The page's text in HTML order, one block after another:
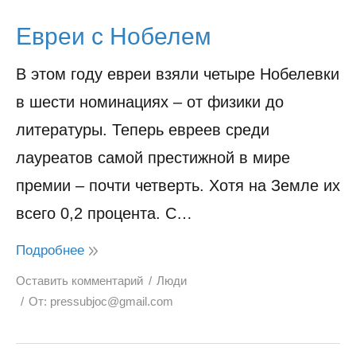
Евреи с Нобелем
В этом году евреи взяли четыре Нобелевки
в шести номинациях – от физики до
литературы. Теперь евреев среди
лауреатов самой престижной в мире
премии – почти четверть. Хотя на Земле их
всего 0,2 процента. С…
Подробнее
Оставить комментарий
Люди
От: pressubjoc@gmail.com